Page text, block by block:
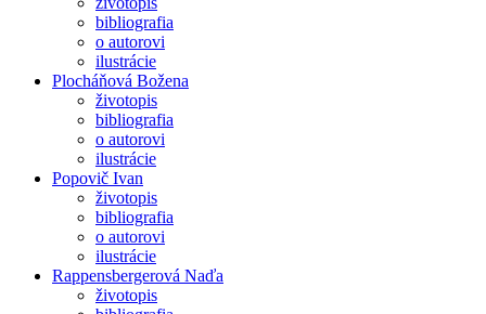
bibliografia
o autorovi
ilustrácie
Plocháňová Božena
životopis
bibliografia
o autorovi
ilustrácie
Popovič Ivan
životopis
bibliografia
o autorovi
ilustrácie
Rappensbergerová Naďa
životopis